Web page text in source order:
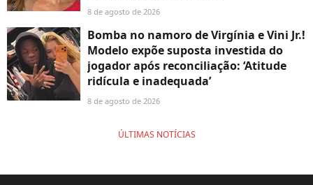
8 de agosto de 2026
Bomba no namoro de Virgínia e Vini Jr.!
Modelo expõe suposta investida do
jogador após reconciliação: ‘Atitude
ridícula e inadequada’
8 de agosto de 2026
ÚLTIMAS NOTÍCIAS